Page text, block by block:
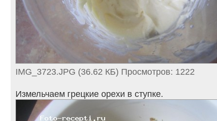
IMG_3723.JPG (36.62 КБ) Просмотров: 1222
Измельчаем грецкие орехи в ступке.